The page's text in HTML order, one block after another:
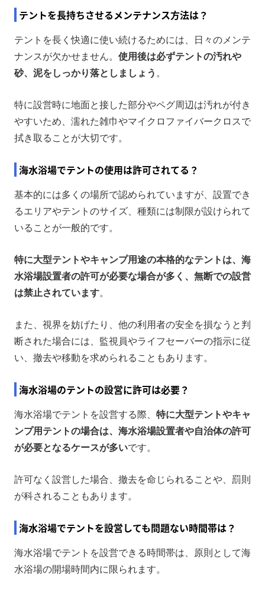
テントを長持ちさせるメンテナンス方法は？
テントを長く快適に使い続けるためには、日々のメンテ
ナンスが欠かせません。 使用後は必ずテントの汚れや
砂、泥をしっかり落としましょう 。
特に設営時に地面と接した部分やペグ周辺は汚れが付き
やすいため、濡れた雑巾やマイクロファイバークロスで
拭き取ることが大切です。
海水浴場でテントの使用は許可されてる？
基本的には多くの場所で認められていますが、設置でき
るエリアやテントのサイズ、種類には制限が設けられて
いることが一般的です。
特に大型テントやキャンプ用途の本格的なテントは、海
水浴場設置者の許可が必要な場合が多く、無断での設営
は禁止されています。
また、視界を妨げたり、他の利用者の安全を損なうと判
断された場合には、監視員やライフセーバーの指示に従
い、撤去や移動を求められることもあります。
海水浴場のテントの設営に許可は必要？
海水浴場でテントを設営する際、 特に大型テントやキャ
ンプ用テントの場合は、海水浴場設置者や自治体の許可
が必要となるケースが多いです。
許可なく設営した場合、撤去を命じられることや、罰則
が科されることもあります。
海水浴場でテントを設営しても問題ない時間帯は？
海水浴場でテントを設営できる時間帯は、原則として海
水浴場の開場時間内に限られます。